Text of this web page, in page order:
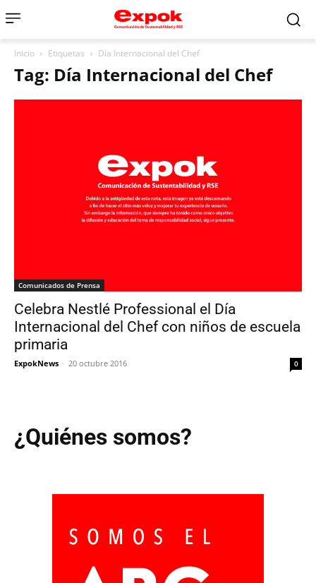
Inicio Etiquetas Día Internacional del Chef
Tag: Día Internacional del Chef
Comunicados de Prensa
Celebra Nestlé Professional el Día
Internacional del Chef con niños de escuela
primaria
ExpokNews - 20 octubre 2016 0
¿Quiénes somos?